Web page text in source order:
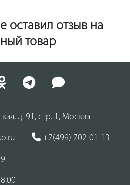
оставил отзыв на
товар
д. 91, стр. 1, Москва
+7(499) 702-01-13